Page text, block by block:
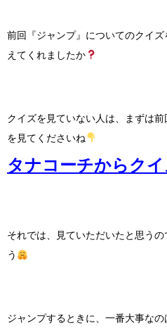
前回『ジャンプ』についてのクイ
えてくれましたか
クイズを見ていない人は、まずは
を見てくださいね
タナコーチからク
それでは、見ていただいたと思う
う
ジャンプするときに、一番大事なの